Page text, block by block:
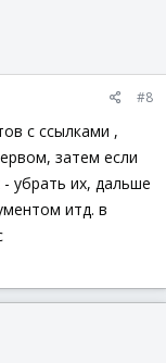
отдельный файл
#8
с ссылками ,
затем если
убрать их, дальше
итд. в